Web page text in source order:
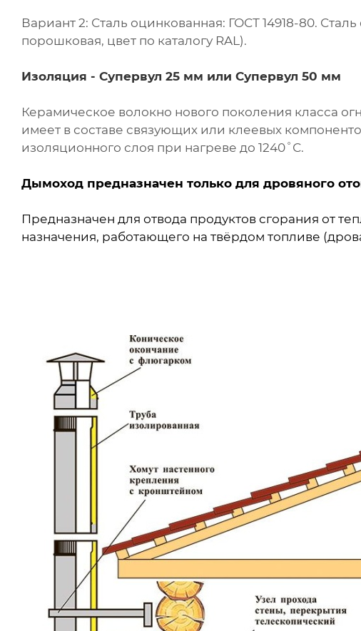
Вариант 2: Сталь оцинкованная: ГОСТ 14918-80.
порошковая, цвет по каталогу RAL).
Изоляция - Супервул 25 мм или Супервул 50 мм
Керамическое волокно нового поколения класса
имеет в составе связующих или клеевых
изоляционного слоя при нагреве до 1240˚С.
Дымоход предназначен только для дровяного
Предназначен для отвода продуктов сгорания от
назначения, работающего на твёрдом топливе